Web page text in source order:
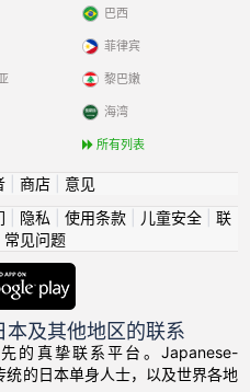
巴西
菲律宾
黎巴嫩
海湾
所有列表
| 商店| 意见
隐私 使用条款| 儿童安全| 联
常见问题
及其他地区的联系
的真挚联系平台。Japanese-
的日本单身人士，以及世界各地